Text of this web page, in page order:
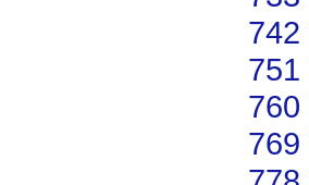
742
751
760
769